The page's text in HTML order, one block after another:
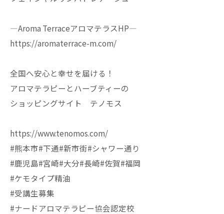
—Aroma TerraceアロマテラスHP—
https://aromaterrace-m.com/
全国へ安心と幸せを届ける！
アロマテラピーとハーブティーの
ショッピングサイト テノモス
https://www.tenomos.com/
#熊本市#下通#新市街#シャワー通り
#鹿児島#宮崎#大分#長崎#佐賀#福岡
#ケモタイプ精油
#受講生募集
#ナードアロマテラピー協会認定校